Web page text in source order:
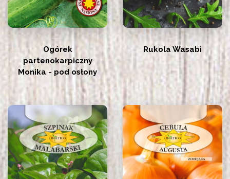
Ogórek
partenokarpiczny
Monika - pod osłony
Rukola Wasabi